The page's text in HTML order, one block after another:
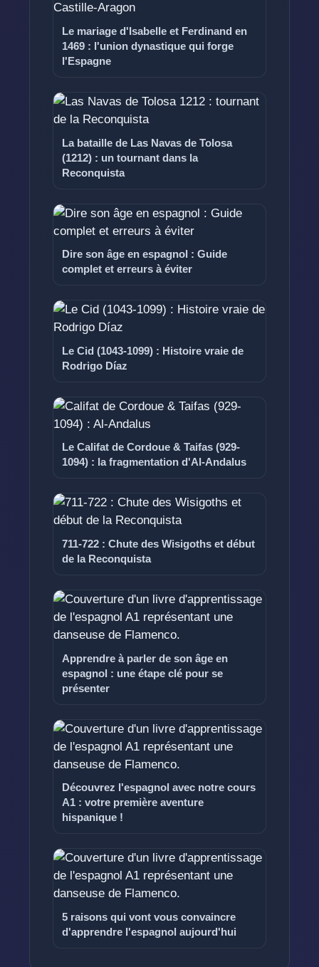
Le mariage d'Isabelle et Ferdinand en
1469 : l'union dynastique qui forge
l'Espagne
La bataille de Las Navas de Tolosa
(1212) : un tournant dans la
Reconquista
Dire son âge en espagnol : Guide
complet et erreurs à éviter
Le Cid (1043-1099) : Histoire vraie de
Rodrigo Díaz
Le Califat de Cordoue & Taifas (929-
1094) : la fragmentation d'Al-Andalus
711-722 : Chute des Wisigoths et début
de la Reconquista
Apprendre à parler de son âge en
espagnol : une étape clé pour se
présenter
Découvrez l'espagnol avec notre cours
A1 : votre première aventure
hispanique !
5 raisons qui vont vous convaincre
d'apprendre l'espagnol aujourd'hui